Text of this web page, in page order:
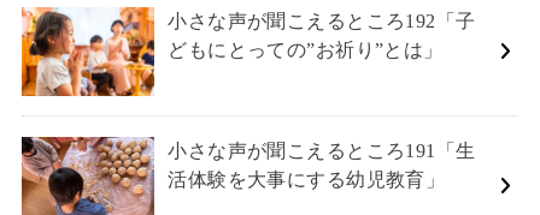
小さな声が聞こえるところ192「子
どもにとっての”お祈り”とは」
小さな声が聞こえるところ191「生
活体験を大事にする幼児教育」